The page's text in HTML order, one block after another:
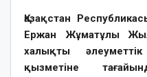
Қазақстан
Ержан Жұматұлы
халықты
қызметіне